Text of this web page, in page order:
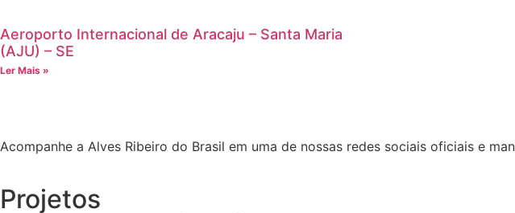
Aeroporto Internacional de Aracaju – Santa Maria
(AJU) – SE
Ler Mais »
Acompanhe a Alves Ribeiro do Brasil em uma de nossas redes sociais oficiais e
Projetos